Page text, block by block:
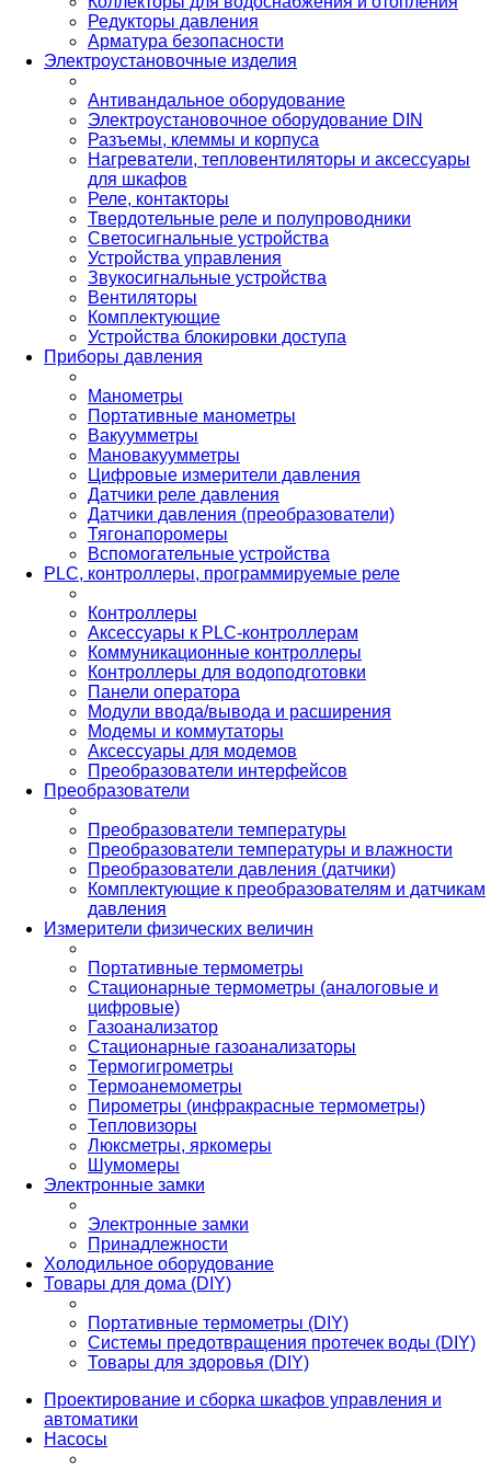
Редукторы давления
Арматура безопасности
Электроустановочные изделия
Антивандальное оборудование
Электроустановочное оборудование DIN
Разъемы, клеммы и корпуса
Нагреватели, тепловентиляторы и аксессуары
для шкафов
Реле, контакторы
Твердотельные реле и полупроводники
Светосигнальные устройства
Устройства управления
Звукосигнальные устройства
Вентиляторы
Комплектующие
Устройства блокировки доступа
Приборы давления
Манометры
Портативные манометры
Вакуумметры
Мановакуумметры
Цифровые измерители давления
Датчики реле давления
Датчики давления (преобразователи)
Тягонапоромеры
Вспомогательные устройства
PLС, контроллеры, программируемые реле
Контроллеры
Аксессуары к PLC-контроллерам
Коммуникационные контроллеры
Контроллеры для водоподготовки
Панели оператора
Модули ввода/вывода и расширения
Модемы и коммутаторы
Аксессуары для модемов
Преобразователи интерфейсов
Преобразователи
Преобразователи температуры
Преобразователи температуры и влажности
Преобразователи давления (датчики)
Комплектующие к преобразователям и датчикам
давления
Измерители физических величин
Портативные термометры
Стационарные термометры (аналоговые и
цифровые)
Газоанализатор
Стационарные газоанализаторы
Термогигрометры
Термоанемометры
Пирометры (инфракрасные термометры)
Тепловизоры
Люксметры, яркомеры
Шумомеры
Электронные замки
Электронные замки
Принадлежности
Холодильное оборудование
Товары для дома (DIY)
Портативные термометры (DIY)
Системы предотвращения протечек воды (DIY)
Товары для здоровья (DIY)
Проектирование и сборка шкафов управления и
автоматики
Насосы